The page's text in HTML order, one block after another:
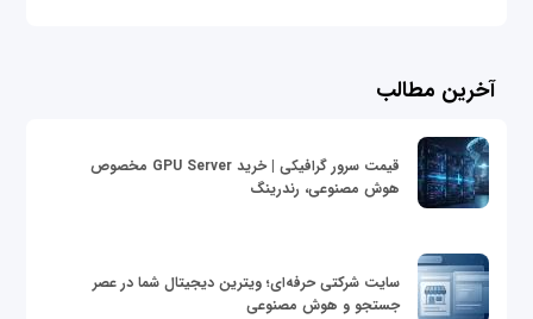
آخرین مطالب
قیمت سرور گرافیکی | خرید GPU Server مخصوص
هوش مصنوعی، رندرینگ
سایت شرکتی حرفه‌ای؛ ویترین دیجیتال شما در عصر
جستجو و هوش مصنوعی